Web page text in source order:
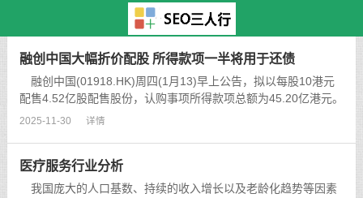
融创中国大幅折价配股 所得款项一半将用于还债
融创中国(01918.HK)周四(1月13)早上公告，拟以每股10港元
配售4.52亿股配售股份，认购事项所得款项总额为45.20亿港元。
配售价比收市价每股11.80港元折让约15.3%。...
2025-11-30 详情
医疗服务行业分析
我国庞大的人口基数、持续的收入增长以及老龄化趋势等因素